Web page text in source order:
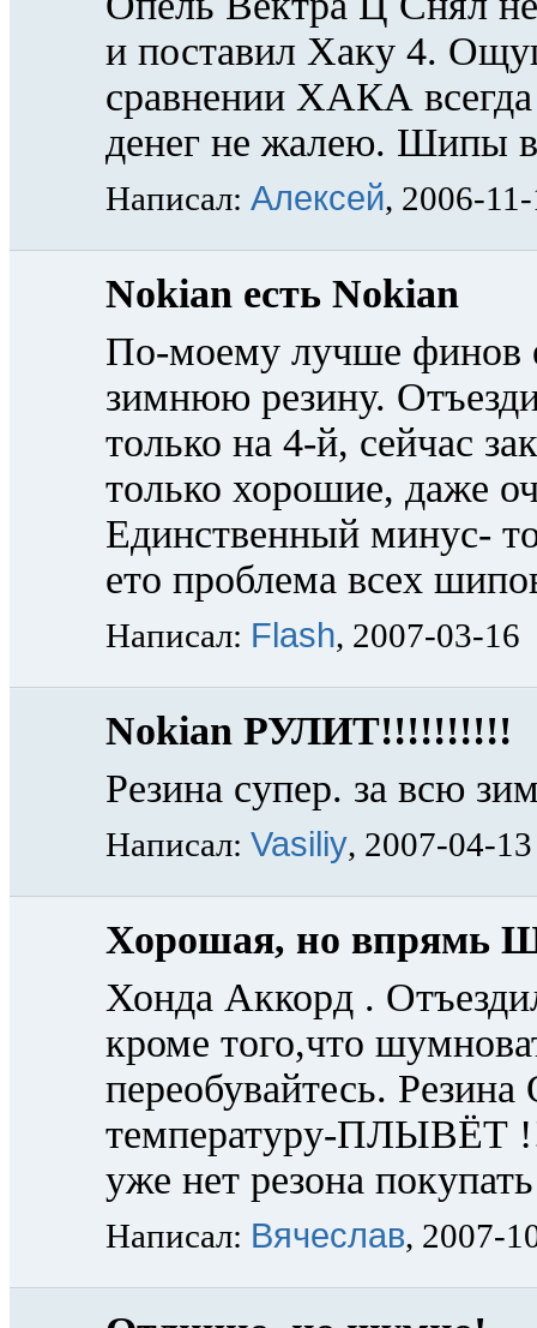
и поставил Хаку 4.
сравнении ХАКА
денег не жалею. Шипы
Написал: Алексей, 2006-
Nokian есть Nokian
По-моему лучше финов
зимнюю резину.
только на 4-й, сейчас
только хорошие, даже
Единственный минус-
ето проблема всех
Написал: Flash, 2007-03-16
Nokian РУЛИТ!!!!!!!!!!
Резина супер. за всю
Написал: Vasiliy, 2007-04-13
Хорошая, но впрямь
Хонда Аккорд .
кроме того,что
переобувайтесь.
температуру-ПЛЫВЁТ
уже нет резона
Написал: Вячеслав, 2007-